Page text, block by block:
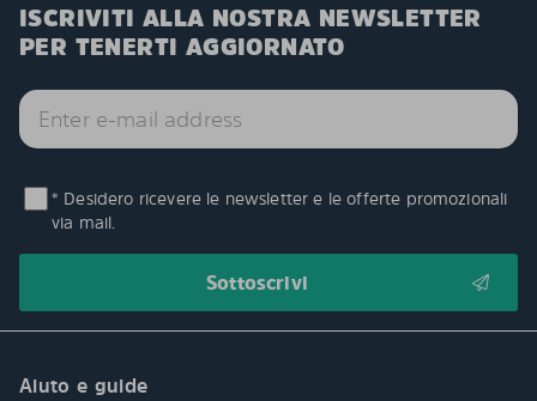
ISCRIVITI ALLA NOSTRA NEWSLETTER
PER TENERTI AGGIORNATO
* Desidero ricevere le newsletter e le offerte promozionali
via mail.
Aiuto e guide